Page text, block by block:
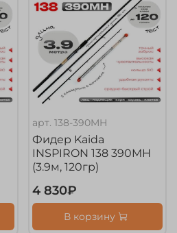
арт.138-390MH
Фидер Kaida
INSPIRON 138 390MH
(3.9м, 120гр)
4 830₽
В корзину